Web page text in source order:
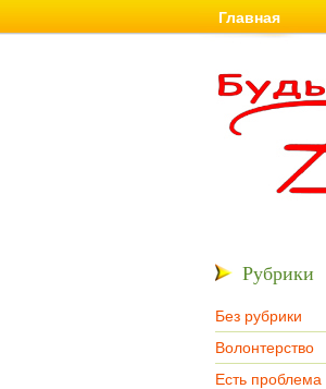
Главная
Рубрики
Без рубрики
Волонтерство
Есть проблема